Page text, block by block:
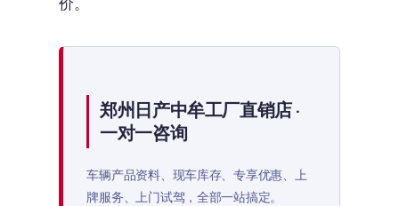
郑州日产中牟工厂直销店 ·
一对一咨询
车辆产品资料、现车库存、专享优惠、上
牌服务、上门试驾，全部一站搞定。